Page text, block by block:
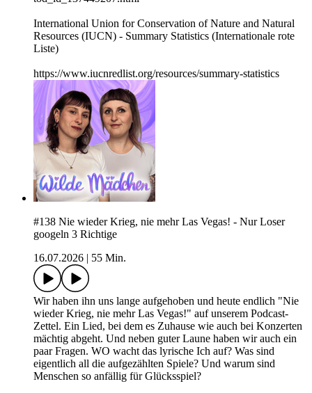
International Union for Conservation of Nature and Natural
Resources (IUCN) - Summary Statistics (Internationale rote
Liste)
https://www.iucnredlist.org/resources/summary-statistics
#138 Nie wieder Krieg, nie mehr Las Vegas! - Nur Loser
googeln 3 Richtige
16.07.2026
55 Min.
Wir haben ihn uns lange aufgehoben und heute endlich "Nie
wieder Krieg, nie mehr Las Vegas!" auf unserem Podcast-
Zettel. Ein Lied, bei dem es Zuhause wie auch bei Konzerten
mächtig abgeht. Und neben guter Laune haben wir auch ein
paar Fragen. WO wacht das lyrische Ich auf? Was sind
eigentlich all die aufgezählten Spiele? Und warum sind
Menschen so anfällig für Glücksspiel?